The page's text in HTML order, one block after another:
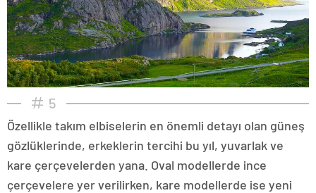
5
Özellikle takım elbiselerin en önemli detayı olan güneş
gözlüklerinde, erkeklerin tercihi bu yıl, yuvarlak ve
kare çerçevelerden yana. Oval modellerde ince
çerçevelere yer verilirken, kare modellerde ise yeni